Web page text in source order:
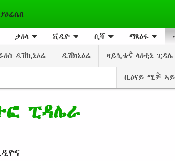
ቃዕላ ቪዲዮ ቢሻ ማጻዕፋ
ዲሽኪኔዕሬ ዲሽክኔዕሬ ዛይሲቴና̂ ላዕቲኔ ፒዳሌ
ቢዕናይ ሚቻ̂
ፒዳሌራ